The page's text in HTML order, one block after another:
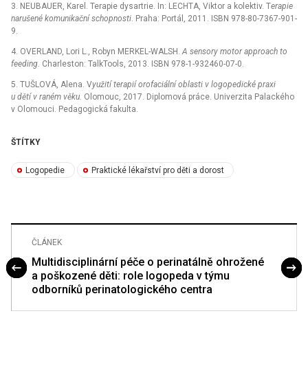
3. NEUBAUER, Karel. Terapie dysartrie. In: LECHTA, Viktor a kolektiv. Terapie
narušené komunikační schopnosti. Praha: Portál, 2011. ISBN 978-80-7367-901-
9.
4. OVERLAND, Lori L., Robyn MERKEL-WALSH.A sensory motor approach to
feeding. Charleston: TalkTools, 2013. ISBN 978-1-932460-07-0.
5. TUŠLOVÁ, Alena. Využití terapií orofaciální oblasti v logopedické praxi
u dětí v raném věku. Olomouc, 2017. Diplomová práce. Univerzita Palackého
v Olomouci. Pedagogická fakulta.
ŠTÍTKY
Logopedie Praktické lékařství pro děti a dorost
ČLÁNEK
Multidisciplinární péče o perinatálně ohrožené
a poškozené děti: role logopeda v týmu
odborníků perinatologického centra